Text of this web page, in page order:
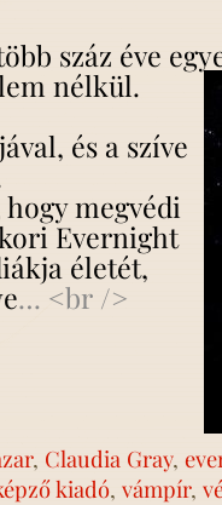
száz éve
nélkül.
és a szíve
megvédi
Evernight
életét,
… <br />
, Claudia Gray,
kiadó, vámpír,